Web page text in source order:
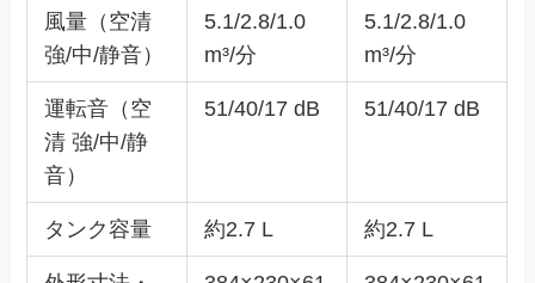
風量（空清
強/中/静音）
5.1/2.8/1.0
m³/分
5.1/2.8/1.0
m³/分
運転音（空
清 強/中/静
音）
51/40/17 dB 51/40/17 dB
タンク容量 約2.7 L 約2.7 L